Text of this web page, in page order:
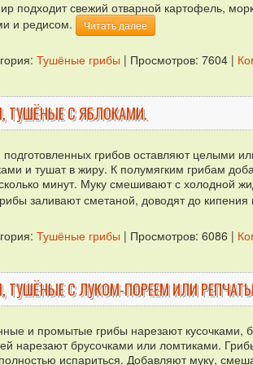
подходит свежий отварной картофель,
и редисом.
Читать далее
Тушёные грибы | Просмотров: 7604 |
ТУШЁНЫЕ С ЯБЛОКАМИ.
грибов оставляют целыми
и тушат в жиру. К полумягким грибам
минут. Муку смешивают с холодной
заливают сметаной, доводят до
Тушёные грибы | Просмотров: 6086 |
ТУШЁНЫЕ С ЛУКОМ-ПОРЕЕМ ИЛИ
и промытые грибы нарезают кусочками,
нарезают брусочками или ломтиками.
испариться. Добавляют муку,